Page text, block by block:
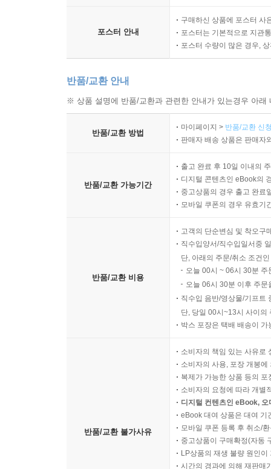
포스터 안내
구매하신 상품에 포스터 사
포스터는 기본적으로 지관
포스터 수량이 많은 경우,
반품/교환 안내
※ 상품 설명에 반품/교환과 관련한 안내가 있는경우 아
반품/교환 방법
마이페이지 > 반품/교환 신
판매자 배송 상품은 판매자
반품/교환 가능기간
출고 완료 후 10일 이내의
디지털 콘텐츠인 eBook의
중고상품의 경우 출고 완료
모바일 쿠폰의 경우 유효기
반품/교환 비용
고객의 단순변심 및 착오구
직수입양서/직수입일서중
단, 아래의 주문/취소 조건
오늘 00시 ~ 06시 30분
오늘 06시 30분 이후 주
직수입 음반/영상물/기프트
단, 당일 00시~13시 사이의
박스 포장은 택배 배송이
반품/교환 불가사유
소비자의 책임 있는 사유로
소비자의 사용, 포장 개봉
복제가 가능한 상품 등의
소비자의 요청에 따라 개별
디지털 컨텐츠인 eBook,
eBook 대여 상품은 대여 기
모바일 쿠폰 등록 후 취소/
중고상품이 구매확정(자동
LP상품의 재생 불량 원인
시간의 경과에 의해 재판매